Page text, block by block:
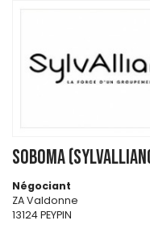
SOBOMA
Négociant
ZA Valdonne
13124 PEYPIN